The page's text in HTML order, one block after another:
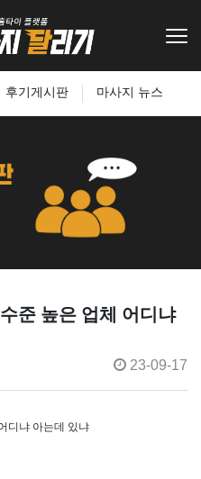
후기게시판 마사지 뉴스
준 높은 업체 어디냐
23-09-17
디냐 아는데 있냐